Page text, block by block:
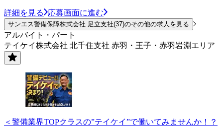
詳細を見る 応募画面に進む
サンエス警備保障株式会社 足立支社(37)のその他の求人を見る
アルバイト・パート
テイケイ株式会社 北千住支社 赤羽・王子・赤羽岩淵エリア
＜警備業界TOPクラスの”テイケイ”で働いてみませんか！？